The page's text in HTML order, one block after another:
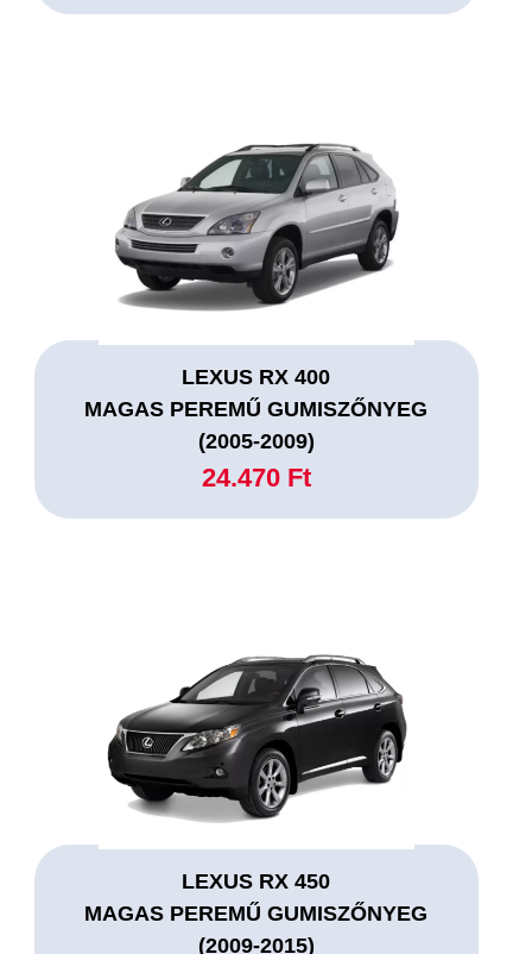
LEXUS RX 400
MAGAS PEREMŰ GUMISZŐNYEG
(2005-2009)
24.470 Ft
LEXUS RX 450
MAGAS PEREMŰ GUMISZŐNYEG
(2009-2015)